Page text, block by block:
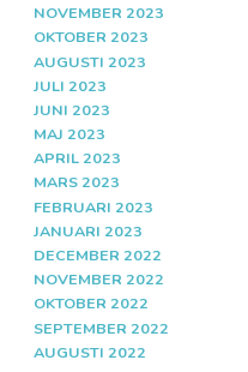
NOVEMBER 2023
OKTOBER 2023
AUGUSTI 2023
JULI 2023
JUNI 2023
MAJ 2023
APRIL 2023
MARS 2023
FEBRUARI 2023
JANUARI 2023
DECEMBER 2022
NOVEMBER 2022
OKTOBER 2022
SEPTEMBER 2022
AUGUSTI 2022